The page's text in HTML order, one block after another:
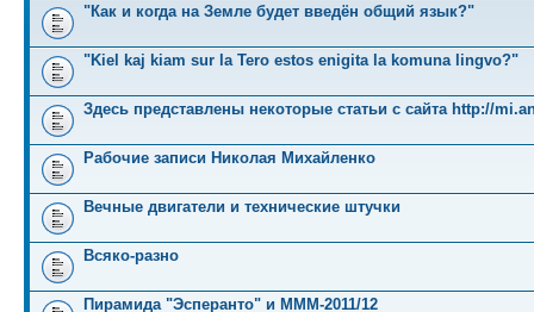
"Как и когда на Земле будет введён общий язык?"
"Kiel kaj kiam sur la Tero estos enigita la komuna lingvo?"
Здесь представлены некоторые статьи с сайта http://
Рабочие записи Николая Михайленко
Вечные двигатели и технические штучки
Всяко-разно
Пирамида "Эсперанто" и MMM-2011/12